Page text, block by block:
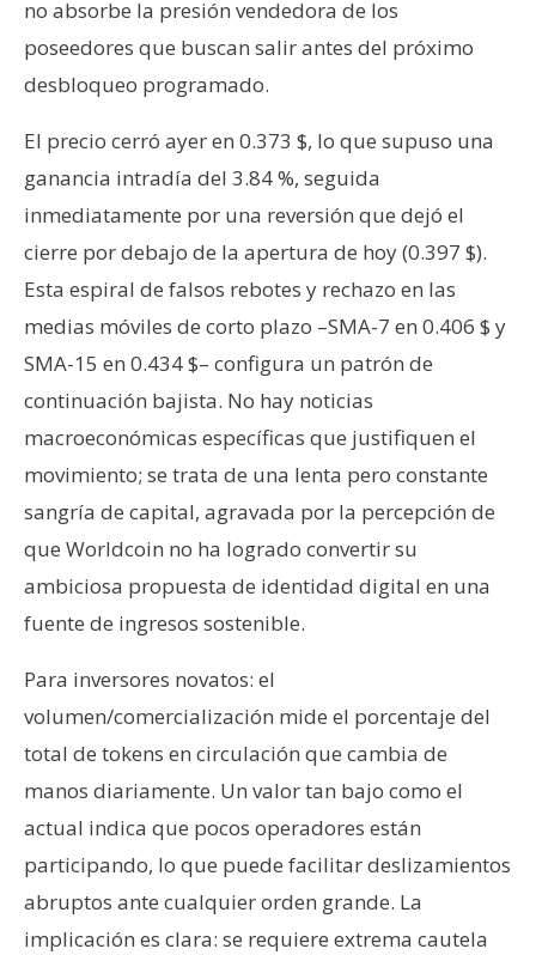
no absorbe la presión vendedora de los
poseedores que buscan salir antes del próximo
desbloqueo programado.
El precio cerró ayer en 0.373 $, lo que supuso una
ganancia intradía del 3.84 %, seguida
inmediatamente por una reversión que dejó el
cierre por debajo de la apertura de hoy (0.397 $).
Esta espiral de falsos rebotes y rechazo en las
medias móviles de corto plazo –SMA-7 en 0.406 $ y
SMA-15 en 0.434 $– configura un patrón de
continuación bajista. No hay noticias
macroeconómicas específicas que justifiquen el
movimiento; se trata de una lenta pero constante
sangría de capital, agravada por la percepción de
que Worldcoin no ha logrado convertir su
ambiciosa propuesta de identidad digital en una
fuente de ingresos sostenible.
Para inversores novatos: el
volumen/comercialización mide el porcentaje del
total de tokens en circulación que cambia de
manos diariamente. Un valor tan bajo como el
actual indica que pocos operadores están
participando, lo que puede facilitar deslizamientos
abruptos ante cualquier orden grande. La
implicación es clara: se requiere extrema cautela